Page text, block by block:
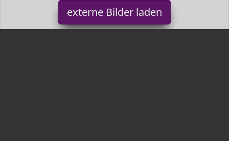
externe Bilder laden